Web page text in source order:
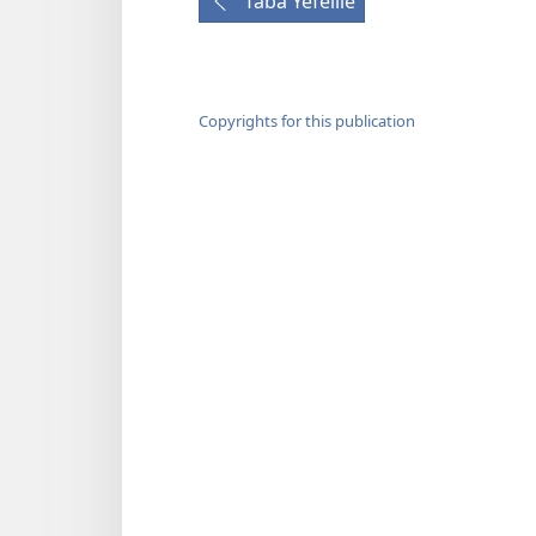
Copyrights for this publication